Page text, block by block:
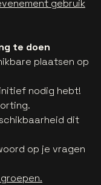
gebruik
te doen
plaatsen op
nodig hebt!
dit
op je vragen